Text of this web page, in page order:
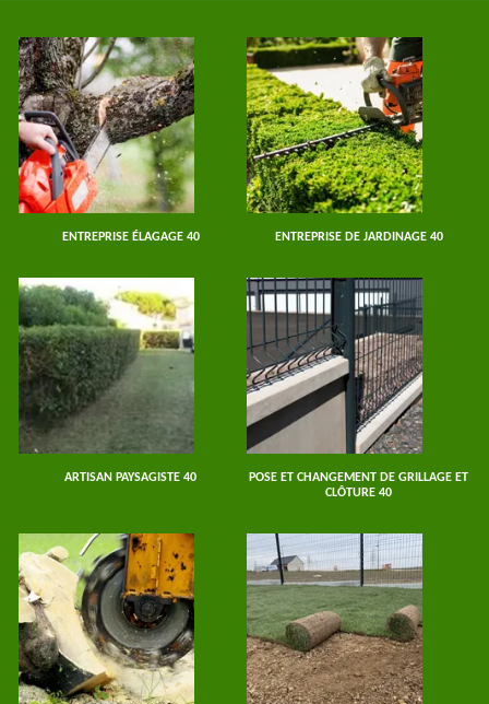
ENTREPRISE ÉLAGAGE 40 ENTREPRISE DE JARDINAGE 40
ARTISAN PAYSAGISTE 40
POSE ET CHANGEMENT DE GRILLAGE ET
CLÔTURE 40